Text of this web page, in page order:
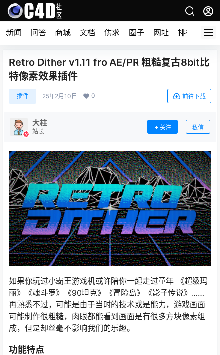
新闻 问答 商城 文档 供求 圈子 网址 排行榜
Retro Dither v1.11 fro AE/PR 粗糙复古8bit比
特像素效果插件
插件 25年2月10日 0 前往下载
大柱
站长
关注 私信
如果你玩过小霸王游戏机或许陪你一起走过童年 《超级玛
丽》《魂斗罗》《90坦克》《冒险岛》《影子传说》……
再熟悉不过，可能是由于当时的技术或是能力，游戏画面
可能制作很粗糙，肉眼都能看到画面是有很多方块像素组
成，但是却丝毫不影响我们的乐趣。
功能特点